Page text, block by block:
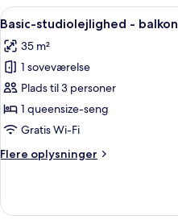
soveværelser
balkon
Indlæs
alle
billeder
af
Basic-
studiolejlighed
-
19
Basic-studiolejlighed - balkon
35 m²
1 soveværelse
Plads til 3 personer
1 queensize-seng
Gratis Wi-Fi
Flere oplysninger
Flere
studiolejlighed